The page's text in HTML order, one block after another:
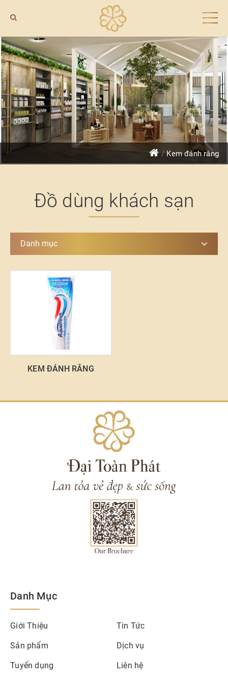
Kem đánh răng
Đồ dùng khách sạn
Danh mục
KEM ĐÁNH RĂNG
Danh Mục
Giới Thiệu Tin Tức
Sản phẩm Dịch vụ
Tuyển dụng Liên hệ